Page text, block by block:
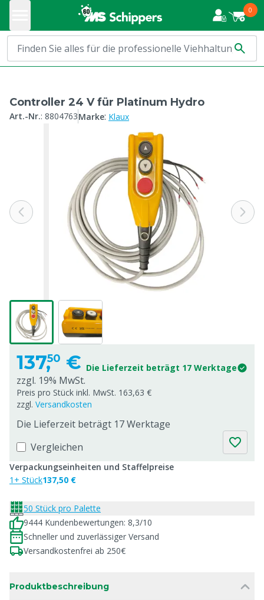
0
Controller 24 V für Platinum Hydro
Art.-Nr.: 8804763Marke: Klaux
137,50 € Die Lieferzeit beträgt 17 Werktage
zzgl. 19% MwSt.
Preis pro Stück inkl. MwSt. 163,63 €
zzgl. Versandkosten
Die Lieferzeit beträgt 17 Werktage
Vergleichen
Verpackungseinheiten und Staffelpreise
1+ Stück137,50 €
50 Stück pro Palette
9444 Kundenbewertungen: 8,3/10
Schneller und zuverlässiger Versand
Versandkostenfrei ab 250€
Produktbeschreibung